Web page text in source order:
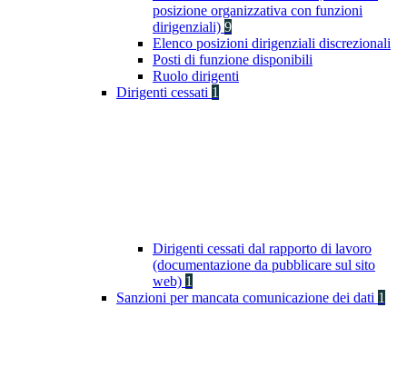
posizione organizzativa con funzioni
dirigenziali) 9
Elenco posizioni dirigenziali discrezionali
Posti di funzione disponibili
Ruolo dirigenti
Dirigenti cessati 1
Dirigenti cessati dal rapporto di lavoro
(documentazione da pubblicare sul sito
web) 1
Sanzioni per mancata comunicazione dei dati 1